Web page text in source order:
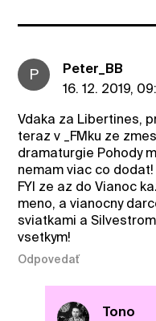
P
Peter_BB
16. 12. 2019,
Vdaka za Libertines,
teraz v _FMku ze
dramaturgie Pohody
nemam viac co
FYI ze az do Vianoc
meno, a vianocny
sviatkami a
vsetkym!
Odpovedať
Tono